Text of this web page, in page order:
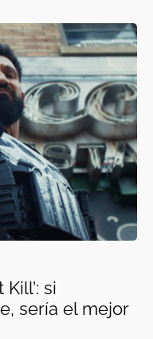
si
sería el mejor